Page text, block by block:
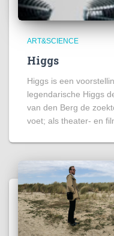
ART&SCIENCE
Higgs
Higgs is een
legendarische Higgs
van den Berg de
voet; als theater- en